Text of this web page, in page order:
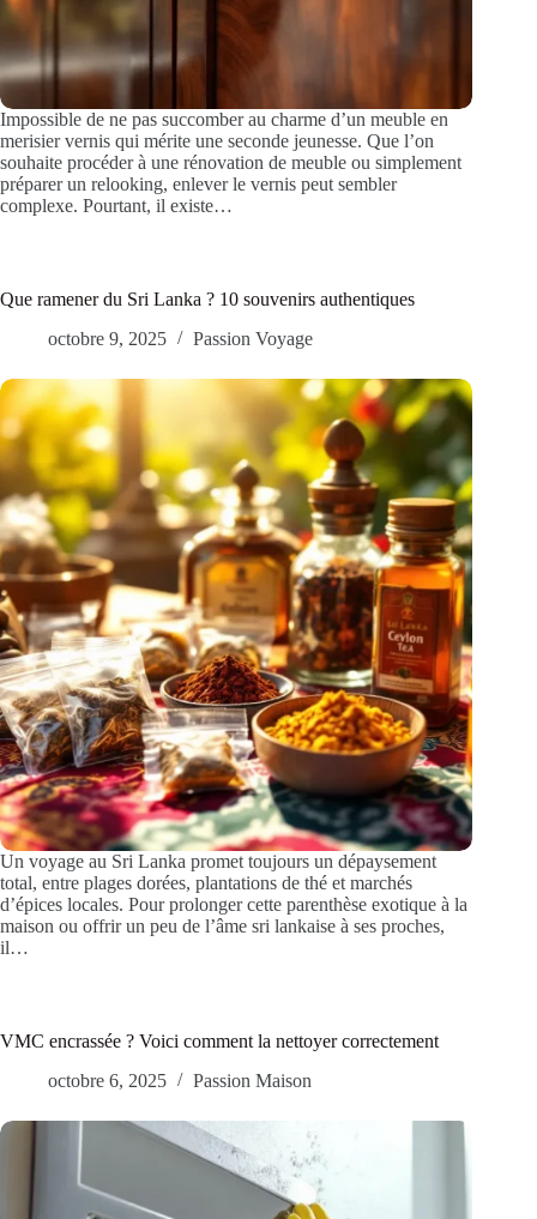
Impossible de ne pas succomber au charme d’un meuble en
merisier vernis qui mérite une seconde jeunesse. Que l’on
souhaite procéder à une rénovation de meuble ou simplement
préparer un relooking, enlever le vernis peut sembler
complexe. Pourtant, il existe…
Que ramener du Sri Lanka ? 10 souvenirs authentiques
octobre 9, 2025
Passion Voyage
Un voyage au Sri Lanka promet toujours un dépaysement
total, entre plages dorées, plantations de thé et marchés
d’épices locales. Pour prolonger cette parenthèse exotique à la
maison ou offrir un peu de l’âme sri lankaise à ses proches,
il…
VMC encrassée ? Voici comment la nettoyer correctement
octobre 6, 2025
Passion Maison